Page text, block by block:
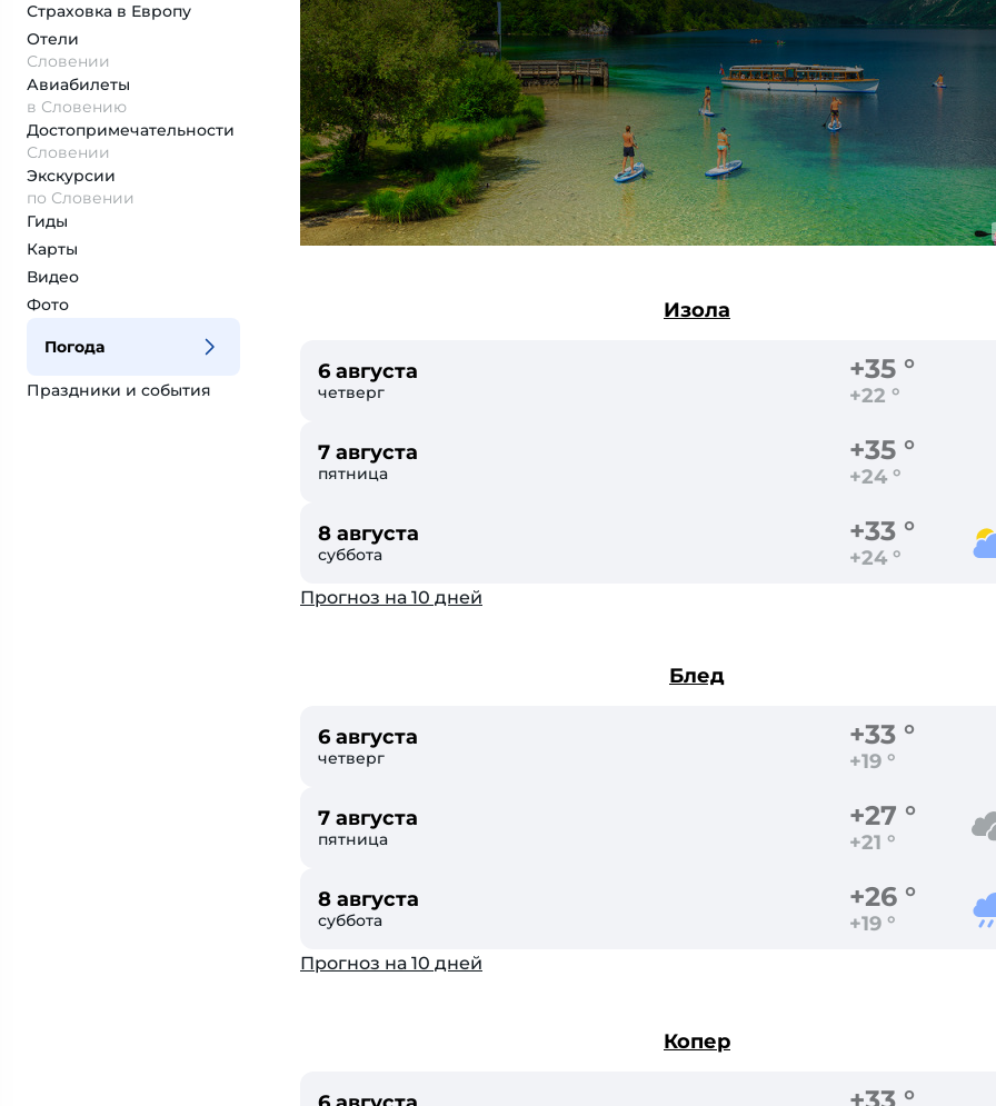
Страховка в Европу
Отели
Словении
Авиабилеты
в Словению
Достопримеча­тельности
Словении
Экскурсии
по Словении
Гиды
Карты
Видео
Фото
Погода
Праздники и события
Изола
6 августа
четверг
+35 °
+22 °
7 августа
пятница
+35 °
+24 °
8 августа
суббота
+33 °
+24 °
Прогноз на 10 дней
Блед
6 августа
четверг
+33 °
+19 °
7 августа
пятница
+27 °
+21 °
8 августа
суббота
+26 °
+19 °
Прогноз на 10 дней
Копер